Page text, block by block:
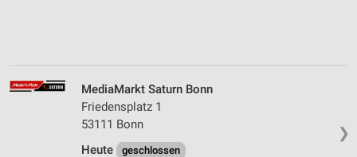
❯
MediaMarkt Saturn Bonn
Friedensplatz 1
53111 Bonn
Heute
geschlossen